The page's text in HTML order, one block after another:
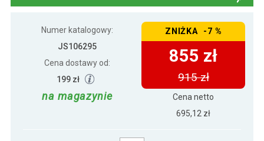
Numer katalogowy:
JS106295
Cena dostawy od:
199 zł
na magazynie
ZNIŻKA -7 %
855 zł
915 zł
Cena netto
695,12 zł